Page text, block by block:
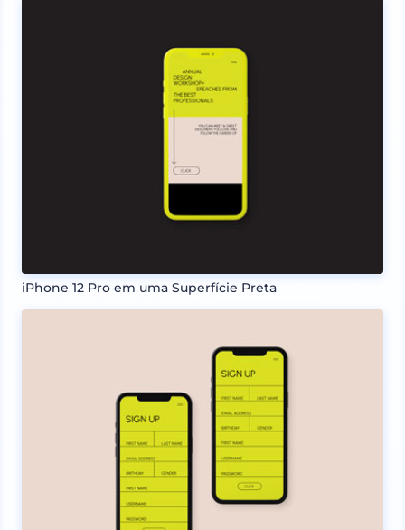
iPhone 12 Pro em uma Superfície Preta